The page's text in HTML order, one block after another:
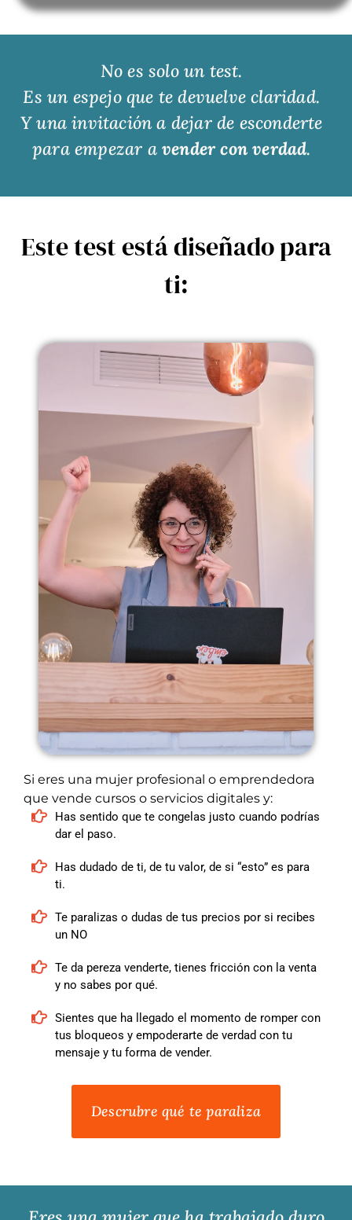
No es solo un test.
Es un espejo que te devuelve claridad.
Y una invitación a dejar de esconderte
para empezar a vender con verdad.
Este test está diseñado para
ti:
Si eres una mujer profesional o emprendedora
que vende cursos o servicios digitales y:
Has sentido que te congelas justo cuando podrías
dar el paso.
Has dudado de ti, de tu valor, de si “esto” es para
ti.
Te paralizas o dudas de tus precios por si recibes
un NO
Te da pereza venderte, tienes fricción con la venta
y no sabes por qué.
Sientes que ha llegado el momento de romper con
tus bloqueos y empoderarte de verdad con tu
mensaje y tu forma de vender.
Descrubre qué te paraliza